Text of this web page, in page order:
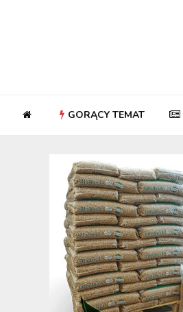
GORĄCY TEMAT